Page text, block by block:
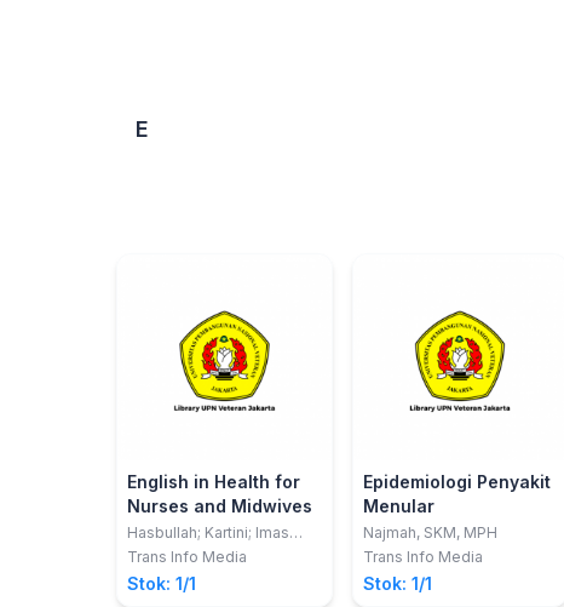
Indonesia (SIKI)
E
English in Health for
Nurses and Midwives
Hasbullah; Kartini; Imas
Yoyoh
Trans Info Media
Stok: 1/1
Epidemiologi Penyakit
Menular
Najmah, SKM, MPH
Trans Info Media
Stok: 1/1